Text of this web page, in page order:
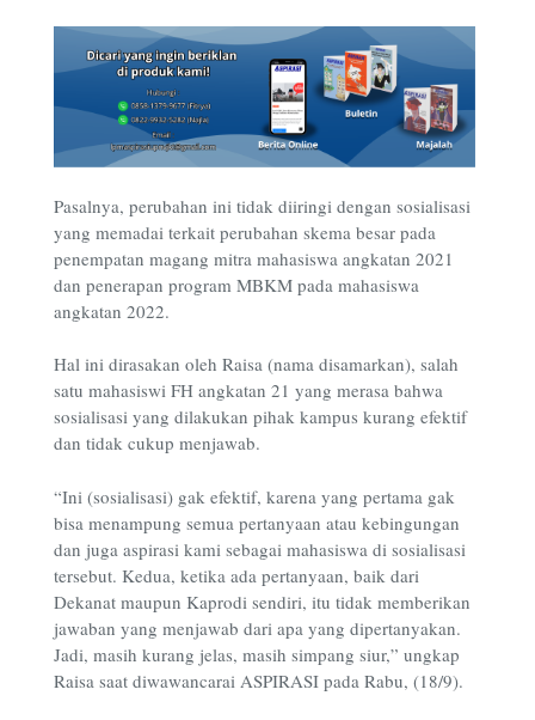
Pasalnya, perubahan ini tidak diiringi dengan sosialisasi
yang memadai terkait perubahan skema besar pada
penempatan magang mitra mahasiswa angkatan 2021
dan penerapan program MBKM pada mahasiswa
angkatan 2022.
Hal ini dirasakan oleh Raisa (nama disamarkan), salah
satu mahasiswi FH angkatan 21 yang merasa bahwa
sosialisasi yang dilakukan pihak kampus kurang efektif
dan tidak cukup menjawab.
“Ini (sosialisasi) gak efektif, karena yang pertama gak
bisa menampung semua pertanyaan atau kebingungan
dan juga aspirasi kami sebagai mahasiswa di sosialisasi
tersebut. Kedua, ketika ada pertanyaan, baik dari
Dekanat maupun Kaprodi sendiri, itu tidak memberikan
jawaban yang menjawab dari apa yang dipertanyakan.
Jadi, masih kurang jelas, masih simpang siur,” ungkap
Raisa saat diwawancarai ASPIRASI pada Rabu, (18/9).